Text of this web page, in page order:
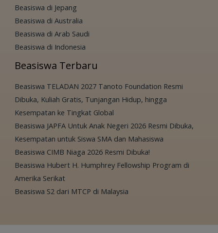
Beasiswa di Jepang
Beasiswa di Australia
Beasiswa di Arab Saudi
Beasiswa di Indonesia
Beasiswa Terbaru
Beasiswa TELADAN 2027 Tanoto Foundation Resmi
Dibuka, Kuliah Gratis, Tunjangan Hidup, hingga
Kesempatan ke Tingkat Global
Beasiswa JAPFA Untuk Anak Negeri 2026 Resmi Dibuka,
Kesempatan untuk Siswa SMA dan Mahasiswa
Beasiswa CIMB Niaga 2026 Resmi Dibuka!
Beasiswa Hubert H. Humphrey Fellowship Program di
Amerika Serikat
Beasiswa S2 dari MTCP di Malaysia